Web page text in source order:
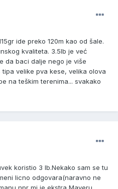
ide preko 120m kao od šale.
kvaliteta. 3.5lb je već
da baci dalje nego je više
velike pva kese, velika olova
na teškim terenima... svakako
koristio 3 lb.Nekako sam se tu
licno odgovara(naravno ne